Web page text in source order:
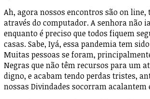
Ah, agora nossos encontros são on line,
através do computador. A senhora não
enquanto é preciso que todos fiquem
casas. Sabe, Iyá, essa pandemia tem
Muitas pessoas se foram,
Negras que não têm recursos para um
digno, e acabam tendo perdas tristes,
nossas Divindades socorram acalantem